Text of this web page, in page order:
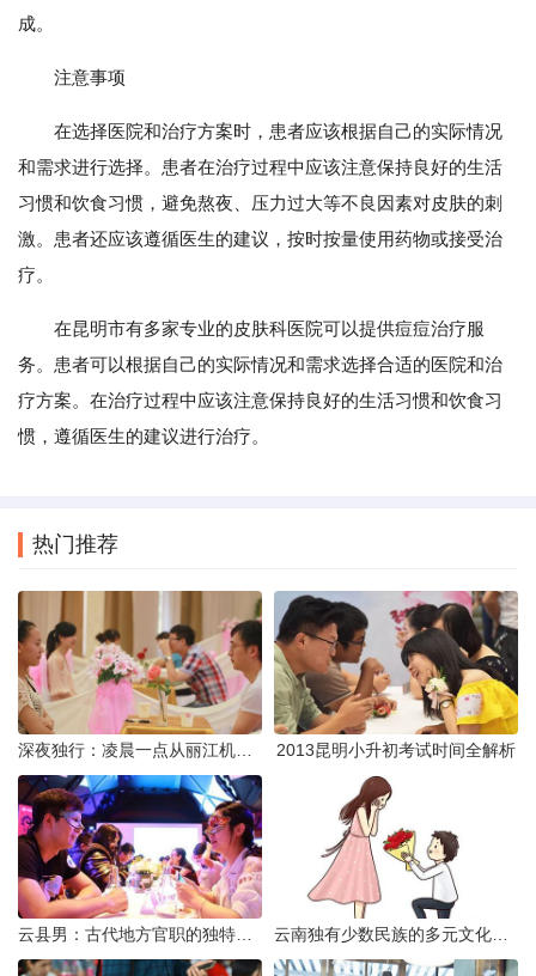
成。
注意事项
在选择医院和治疗方案时，患者应该根据自己的实际情况
和需求进行选择。患者在治疗过程中应该注意保持良好的生活
习惯和饮食习惯，避免熬夜、压力过大等不良因素对皮肤的刺
激。患者还应该遵循医生的建议，按时按量使用药物或接受治
疗。
在昆明市有多家专业的皮肤科医院可以提供痘痘治疗服
务。患者可以根据自己的实际情况和需求选择合适的医院和治
疗方案。在治疗过程中应该注意保持良好的生活习惯和饮食习
惯，遵循医生的建议进行治疗。
热门推荐
2013昆明小升初考试时间全解析